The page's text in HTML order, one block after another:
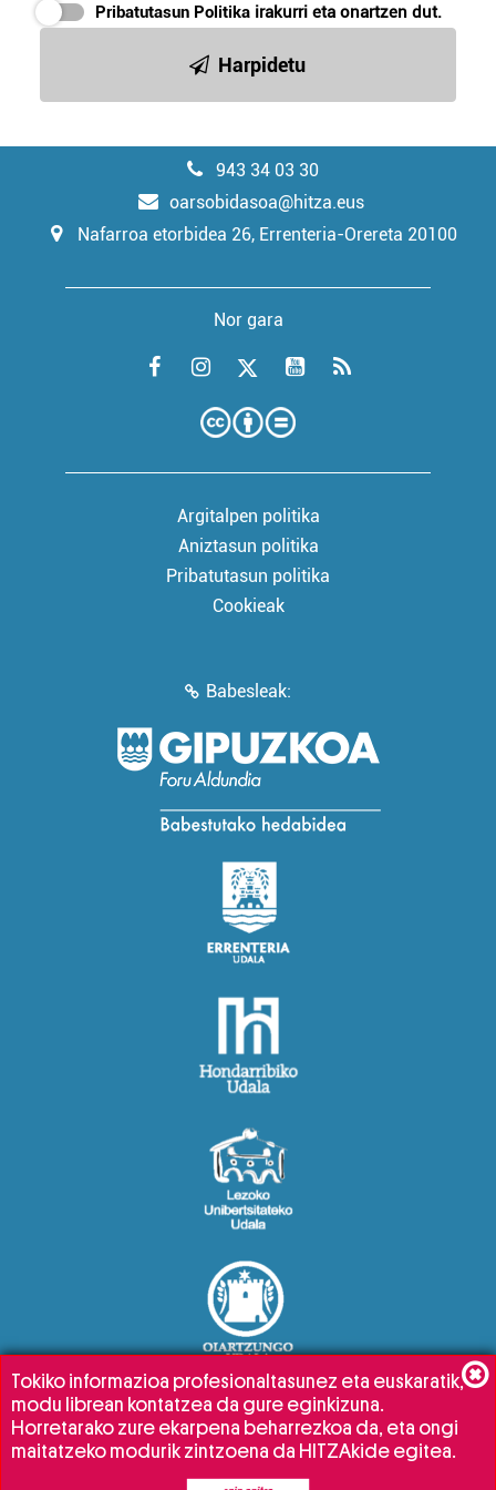
Pribatutasun Politika irakurri eta onartzen dut.
Harpidetu
943 34 03 30
oarsobidasoa@hitza.eus
Nafarroa etorbidea 26, Errenteria-Orereta 20100
Nor gara
Argitalpen politika
Aniztasun politika
Pribatutasun politika
Cookieak
Babesleak:
Tokiko informazioa profesionaltasunez eta euskaratik,
modu librean kontatzea da gure eginkizuna.
Horretarako zure ekarpena beharrezkoa da, eta ongi
maitatzeko modurik zintzoena da HITZAkide egitea.